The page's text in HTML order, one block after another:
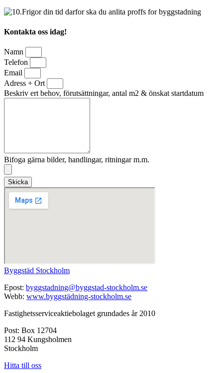
Kontakta oss idag!
Namn
Telefon
Email
Adress + Ort
Beskriv ert behov, förutsättningar, antal m2 & önskat startdatum
Bifoga gärna bilder, handlingar, ritningar m.m.
Skicka
Byggstäd Stockholm
Epost: byggstadning@byggstad-stockholm.se
Webb: www.byggstädning-stockholm.se
Fastighetsserviceaktiebolaget grundades år 2010
Post: Box 12704
112 94 Kungsholmen
Stockholm
Hitta till oss